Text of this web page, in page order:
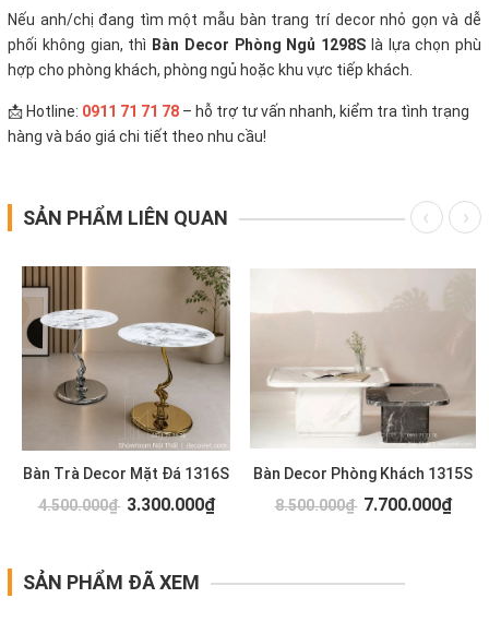
Nếu anh/chị đang tìm một mẫu bàn trang trí decor nhỏ gọn và dễ
phối không gian, thì Bàn Decor Phòng Ngủ 1298S là lựa chọn phù
hợp cho phòng khách, phòng ngủ hoặc khu vực tiếp khách.
📩 Hotline: 0911 71 71 78 – hỗ trợ tư vấn nhanh, kiểm tra tình trạng
hàng và báo giá chi tiết theo nhu cầu!
SẢN PHẨM LIÊN QUAN
Bàn Trà Decor Mặt Đá 1316S
4.500.000₫ 3.300.000₫
Bàn Decor Phòng Khách 1315S
8.500.000₫ 7.700.000₫
SẢN PHẨM ĐÃ XEM